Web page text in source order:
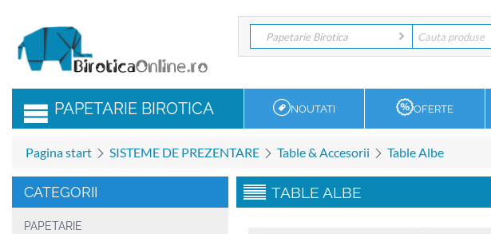
Papetarie Birotica
Papetarie Birotica
PAPETARIE BIROTICA NOUTATI OFERTE
Pagina start SISTEME DE PREZENTARE Table & Accesorii Table Albe
CATEGORII
PAPETARIE
TABLE ALBE